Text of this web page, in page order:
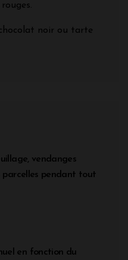
noir ou tarte
vendanges
parcelles pendant tout
en fonction du